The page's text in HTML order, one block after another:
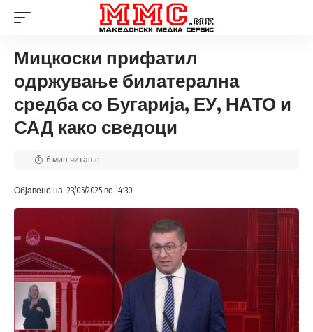
Мицкоски прифатил
одржување билатерална
средба со Бугарија, ЕУ, НАТО и
САД како сведоци
Објавено на: 23/05/2025 во 14:30
6 мин читање